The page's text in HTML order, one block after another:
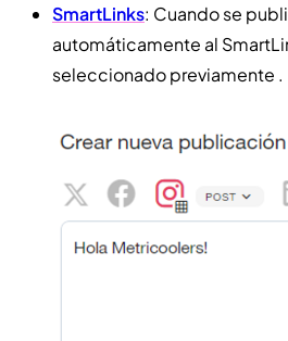
SmartLinks: Cuando se
automáticamente al
seleccionado previamente .